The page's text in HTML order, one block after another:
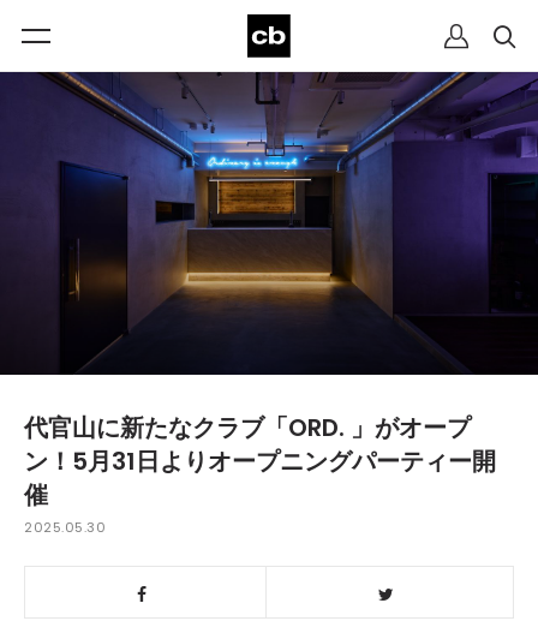
代官山に新たなクラブ「ORD. 」がオープ
ン！5月31日よりオープニングパーティー開
催
2025.05.30